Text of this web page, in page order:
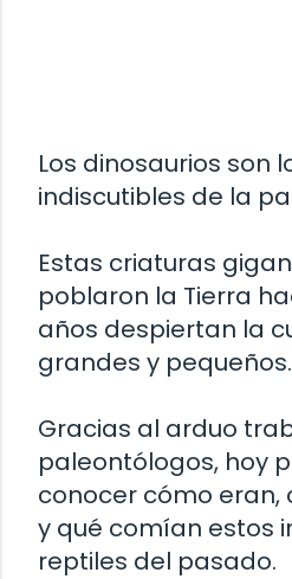
Los dinosaurios son
indiscutibles de la
Estas criaturas
poblaron la Tierra
años despiertan la
grandes y pequeños.
Gracias al arduo
paleontólogos, hoy
conocer cómo eran,
y qué comían estos
reptiles del pasado.